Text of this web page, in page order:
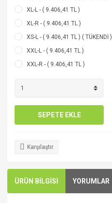
XL-L - ( 9.406,41 TL )
XL-R - ( 9.406,41 TL )
XS-L - ( 9.406,41 TL ) ( TÜKENDİ )
XXL-L - ( 9.406,41 TL )
XXL-R - ( 9.406,41 TL )
SEPETE EKLE
Karşılaştır
ÜRÜN BİLGİSİ YORUMLAR